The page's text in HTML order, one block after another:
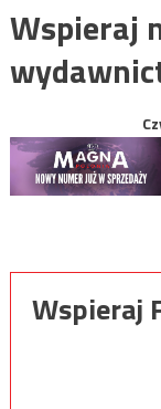
Wspieraj
Wspieraj